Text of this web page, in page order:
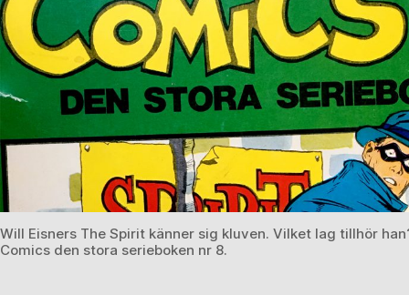
Will Eisners The Spirit känner sig kluven. Vilket lag tillhör
Comics den stora serieboken nr 8.